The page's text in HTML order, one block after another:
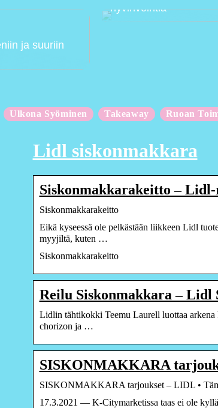
ja suuriin
hyvinvointia
Ulkona Syöminen Takeaway Ruoan
Lidl siskonmakkara
Siskonmakkarakeitto –
Siskonmakkarakeitto
Eikä kyseessä ole pelkästään liikkeen Lidl
myyjiltä, kuten …
Siskonmakkarakeitto
Reilu Siskonmakkara – Lidl
Lidlin tähtikokki Teemu Laurell luottaa arkena
chorizon ja …
SISKONMAKKARA
SISKONMAKKARA tarjoukset – LIDL •
17.3.2021 — K-Citymarketissa taas ei ole